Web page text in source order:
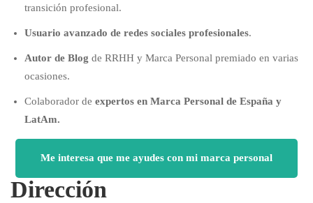
transición profesional.
Usuario avanzado de redes sociales profesionales.
Autor de Blog de RRHH y Marca Personal premiado en varias
ocasiones.
Colaborador de expertos en Marca Personal de España y
LatAm.
Me interesa que me ayudes con mi marca personal
Dirección